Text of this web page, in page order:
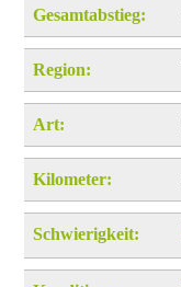
Gesamtabstieg:
Region:
Art:
Kilometer:
Schwierigkeit: